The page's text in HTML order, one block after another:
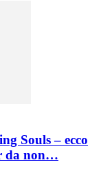
Souls – ecco
da non…